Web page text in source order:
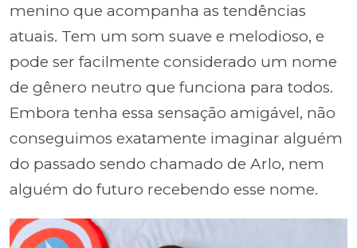
menino que acompanha as tendências
atuais. Tem um som suave e melodioso, e
pode ser facilmente considerado um nome
de gênero neutro que funciona para todos.
Embora tenha essa sensação amigável, não
conseguimos exatamente imaginar alguém
do passado sendo chamado de Arlo, nem
alguém do futuro recebendo esse nome.